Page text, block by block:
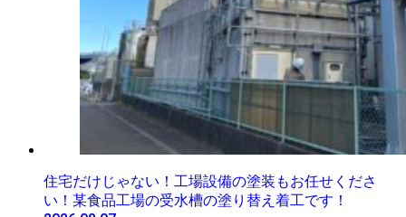
住宅だけじゃない！工場設備の塗装もお任せくださ
い！某食品工場の受水槽の塗り替え着工です！